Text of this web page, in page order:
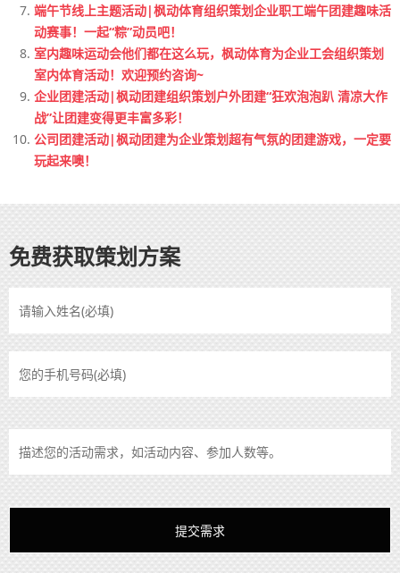
端午节线上主题活动|枫动体育组织策划企业职工端午团建趣味活
动赛事！一起“粽”动员吧！
室内趣味运动会他们都在这么玩，枫动体育为企业工会组织策划
室内体育活动！欢迎预约咨询~
企业团建活动|枫动团建组织策划户外团建“狂欢泡泡趴 清凉大作
战”让团建变得更丰富多彩！
公司团建活动|枫动团建为企业策划超有气氛的团建游戏，一定要
玩起来噢！
免费获取策划方案